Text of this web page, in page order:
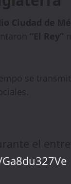
Ciudad de
“El Rey”
se
el